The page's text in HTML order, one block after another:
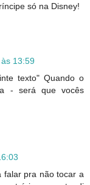
só na Disney!
13:59
texto" Quando o
- será que vocês
falar pra não tocar a